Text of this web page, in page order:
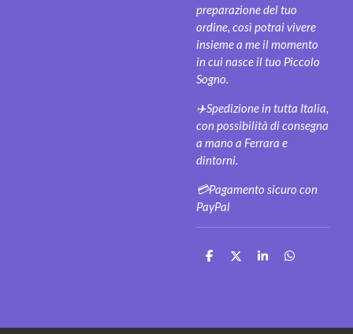
preparazione del tuo
ordine, così potrai vivere
insieme a me il momento
in cui nasce il tuo Piccolo
Sogno.
✈️Spedizione in tutta Italia,
con possibilità di consegna
a mano a Ferrara e
dintorni.
💳Pagamento sicuro con
PayPal
C
i
C
i
C
i
C
i